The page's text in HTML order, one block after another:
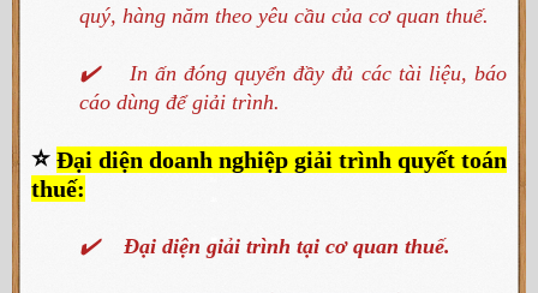
quý, hàng năm theo yêu cầu của cơ quan thuế.
✔️In ấn đóng quyển đầy đủ các tài liệu, báo
cáo dùng để giải trình.
⭐ Đại diện doanh nghiệp giải trình quyết toán
thuế:
✔️ Đại diện giải trình tại cơ quan thuế.